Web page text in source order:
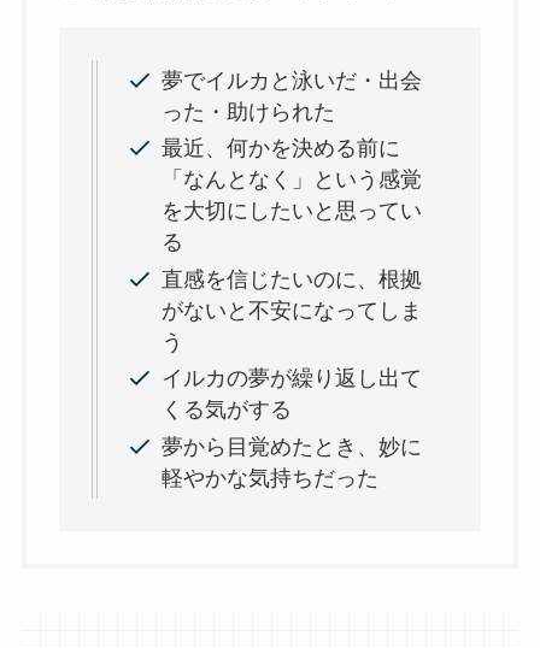
夢でイルカと泳いだ・出会
った・助けられた
最近、何かを決める前に
「なんとなく」という感覚
を大切にしたいと思ってい
る
直感を信じたいのに、根拠
がないと不安になってしま
う
イルカの夢が繰り返し出て
くる気がする
夢から目覚めたとき、妙に
軽やかな気持ちだった